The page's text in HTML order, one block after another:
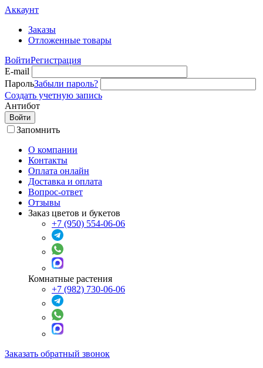
Аккаунт
Заказы
Отложенные товары
ВойтиРегистрация
E-mail
ПарольЗабыли пароль?
Создать учетную запись
Антибот
Войти
Запомнить
О компании
Контакты
Оплата онлайн
Доставка и оплата
Вопрос-ответ
Отзывы
Заказ цветов и букетов
+7 (950) 554-06-06
Комнатные растения
+7 (982) 730-06-06
Заказать обратный звонок